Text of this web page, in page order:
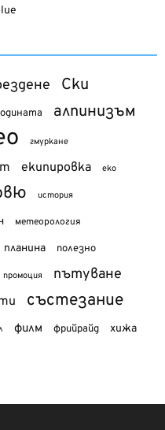
Ски
алпинизъм
гмуркане
екипировка еко
история
метеорология
планина полезно
промоция пътуване
състезание
филм фрийрайд хижа